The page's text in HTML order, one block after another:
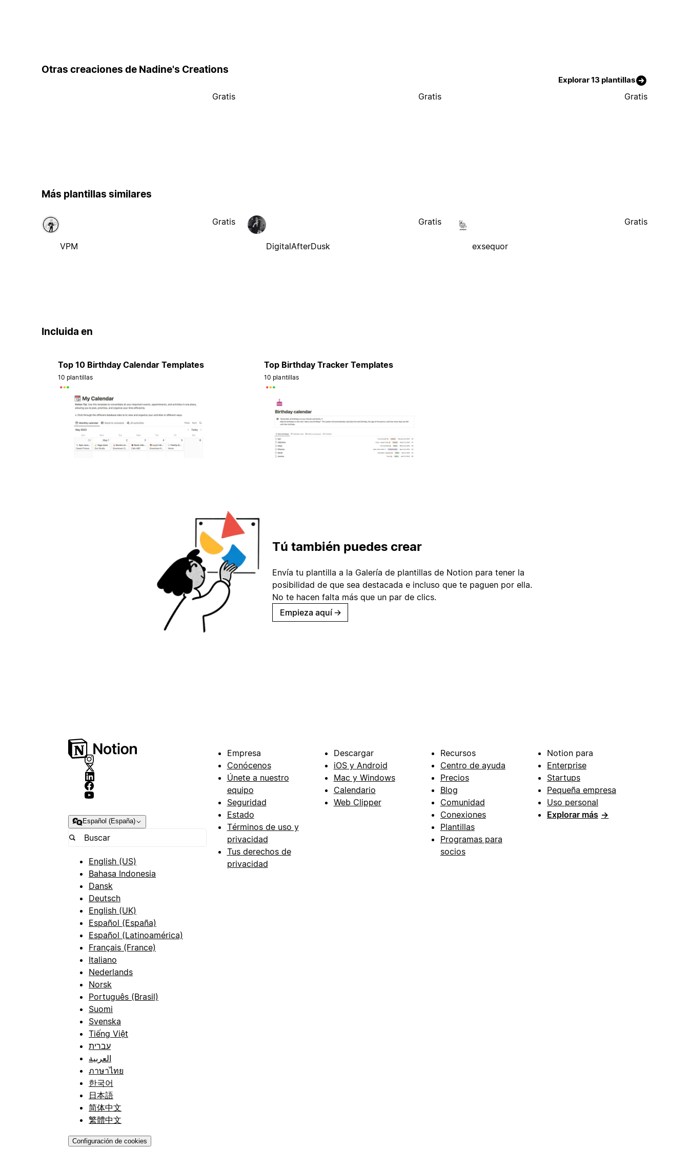
Otras creaciones de Nadine's Creations
Explorar 13 plantillas
Gratis Gratis Gratis
Más plantillas similares
VPM
Gratis
DigitalAfterDusk
Gratis
exsequor
Gratis
Incluida en
Top 10 Birthday Calendar Templates
10 plantillas
Top Birthday Tracker Templates
10 plantillas
Tú también puedes crear
Envía tu plantilla a la Galería de plantillas de Notion para tener la
posibilidad de que sea destacada e incluso que te paguen por ella.
No te hacen falta más que un par de clics.
Empieza aquí →
Español (España)
English (US)
Bahasa Indonesia
Dansk
Deutsch
English (UK)
Español (España)
Español (Latinoamérica)
Français (France)
Italiano
Nederlands
Norsk
Português (Brasil)
Suomi
Svenska
Tiếng Việt
עברית
العربية
ภาษาไทย
한국어
日本語
简体中文
繁體中文
Configuración de cookies
Empresa
Conócenos
Únete a nuestro
equipo
Seguridad
Estado
Términos de uso y
privacidad
Tus derechos de
privacidad
Descargar
iOS y Android
Mac y Windows
Calendario
Web Clipper
Recursos
Centro de ayuda
Precios
Blog
Comunidad
Conexiones
Plantillas
Programas para
socios
Notion para
Enterprise
Startups
Pequeña empresa
Uso personal
Explorar más →